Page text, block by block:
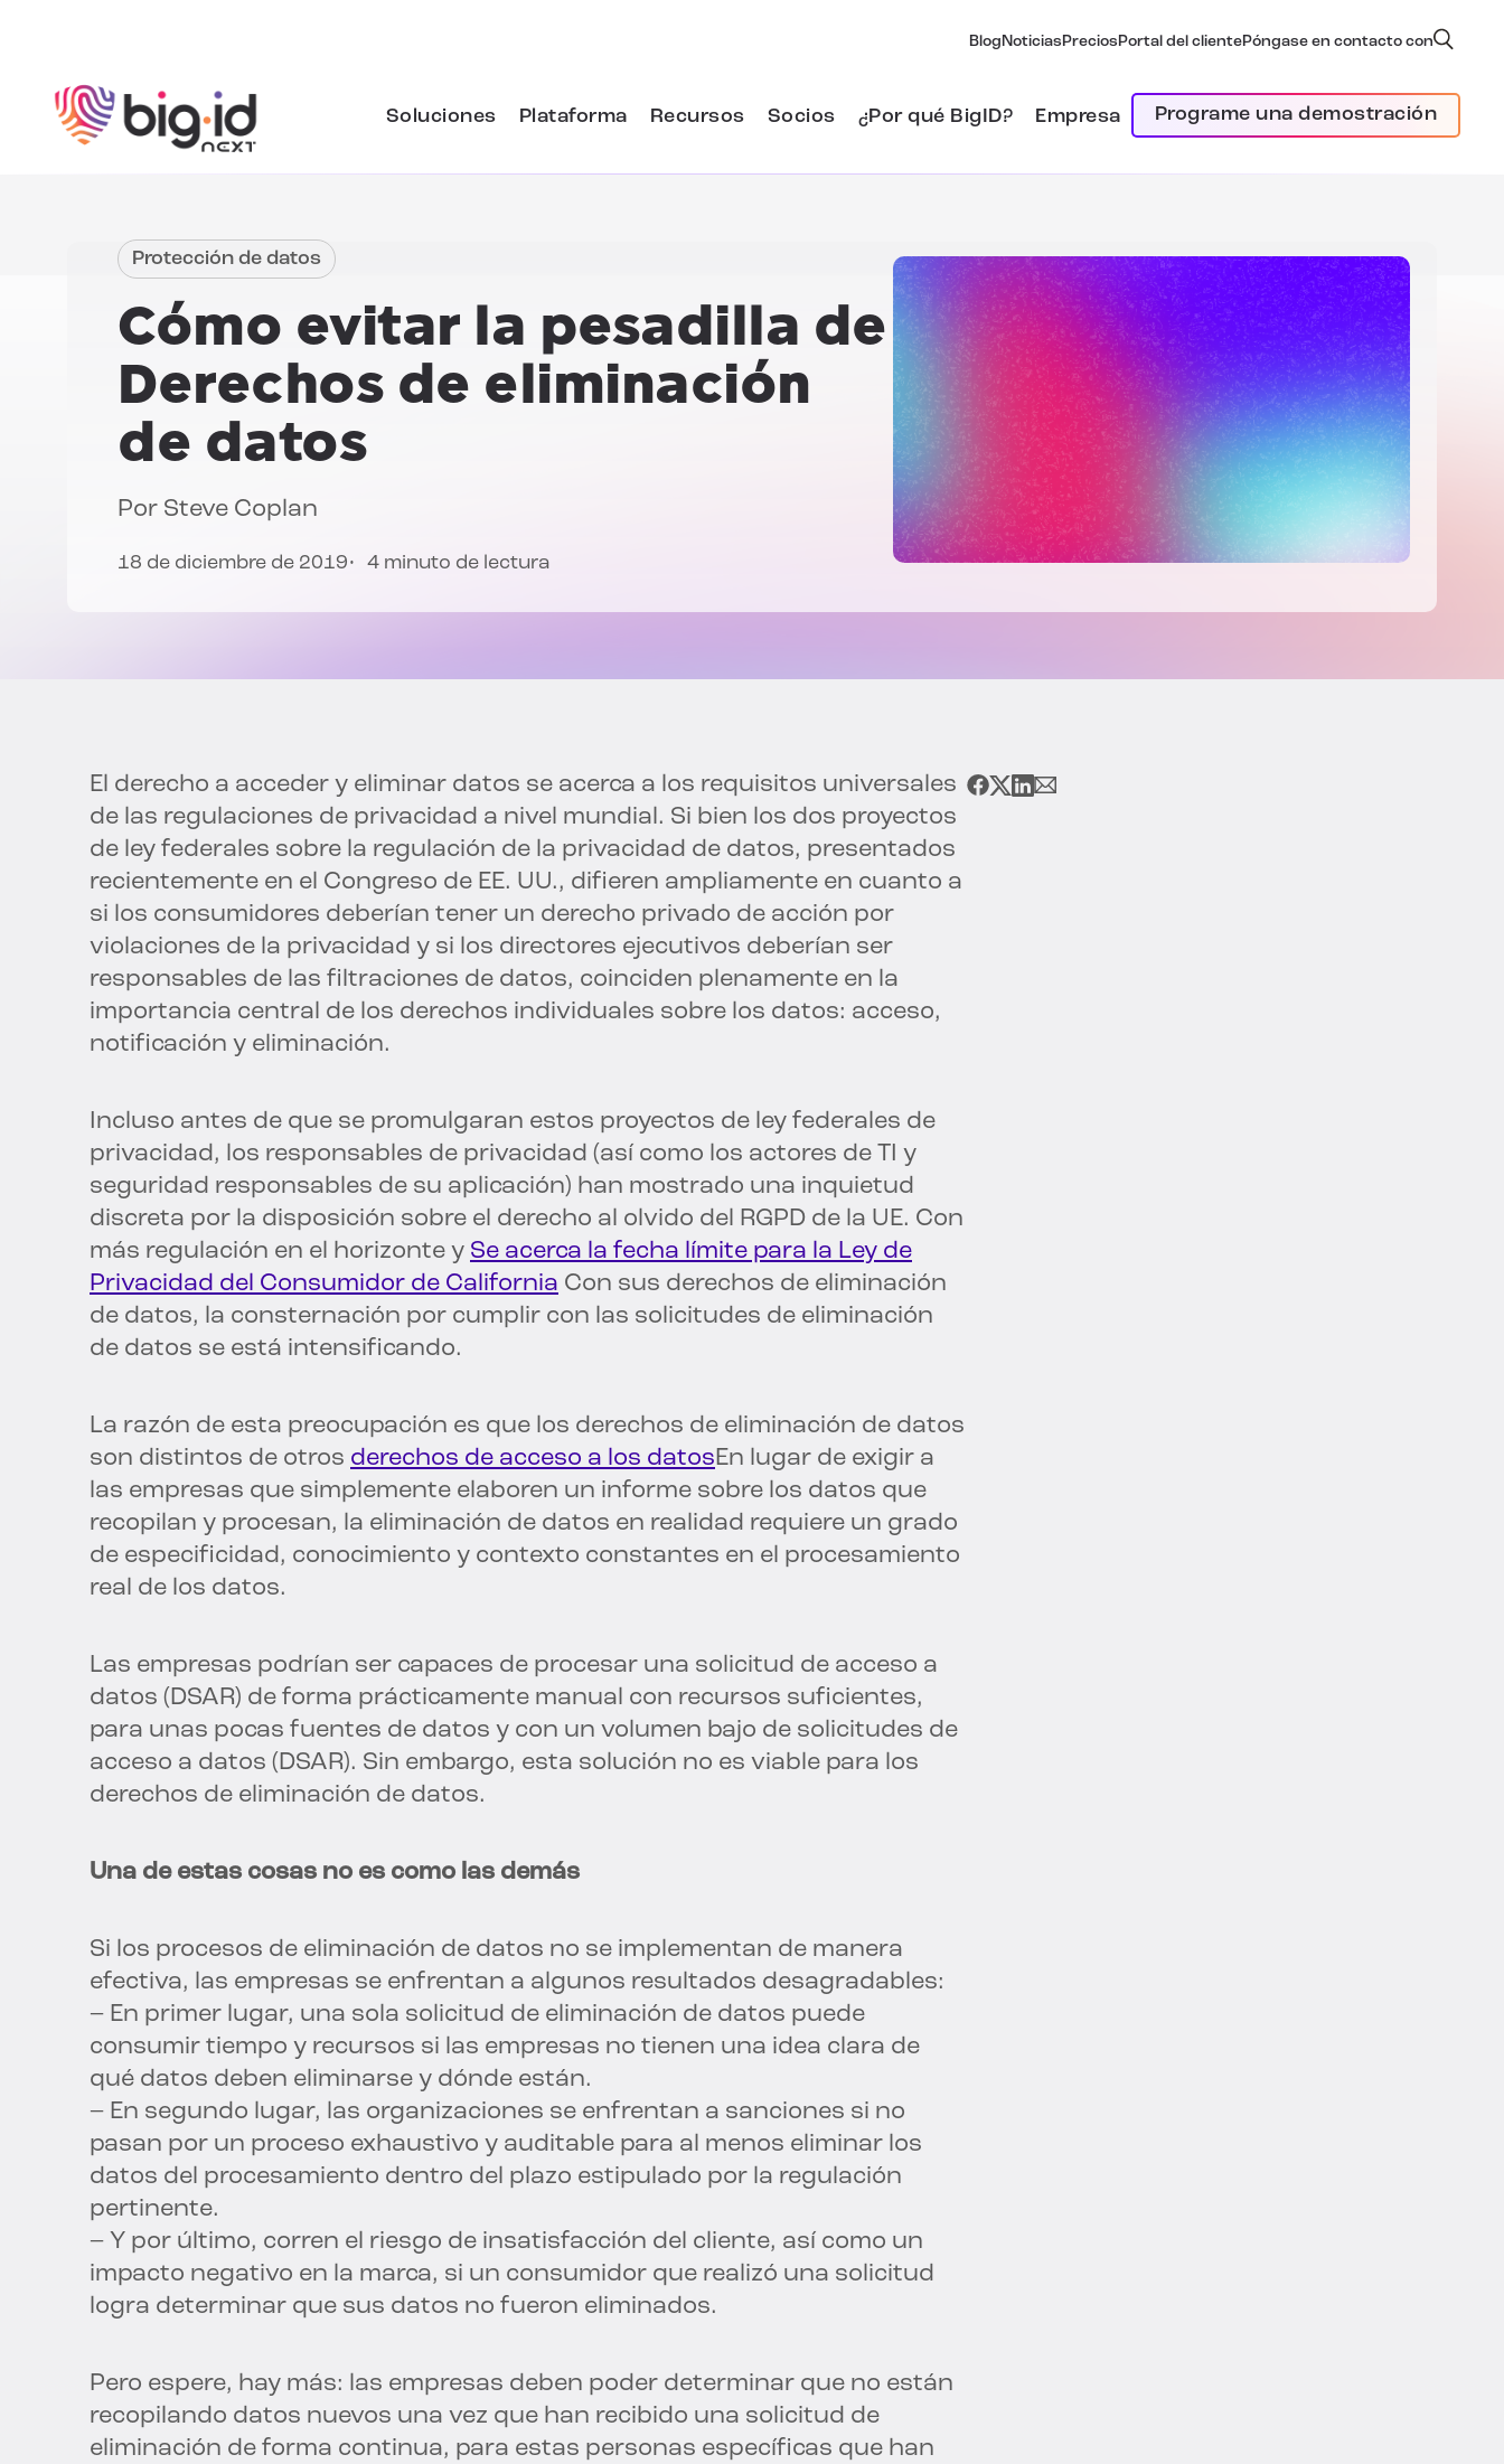
Blog Noticias Precios Portal del clientePóngase en contacto con
Soluciones Plataforma Recursos Socios ¿Por qué BigID? Empresa Programe una demostración
Protección de datos
Cómo evitar la pesadilla de
Derechos de eliminación
de datos
Por Steve Coplan
18 de diciembre de 2019 4 minuto de lectura
El derecho a acceder y eliminar datos se acerca a los requisitos universales
de las regulaciones de privacidad a nivel mundial. Si bien los dos proyectos
de ley federales sobre la regulación de la privacidad de datos, presentados
recientemente en el Congreso de EE. UU., difieren ampliamente en cuanto a
si los consumidores deberían tener un derecho privado de acción por
violaciones de la privacidad y si los directores ejecutivos deberían ser
responsables de las filtraciones de datos, coinciden plenamente en la
importancia central de los derechos individuales sobre los datos: acceso,
notificación y eliminación.
Incluso antes de que se promulgaran estos proyectos de ley federales de
privacidad, los responsables de privacidad (así como los actores de TI y
seguridad responsables de su aplicación) han mostrado una inquietud
discreta por la disposición sobre el derecho al olvido del RGPD de la UE. Con
más regulación en el horizonte y Se acerca la fecha límite para la Ley de
Privacidad del Consumidor de California Con sus derechos de eliminación
de datos, la consternación por cumplir con las solicitudes de eliminación
de datos se está intensificando.
La razón de esta preocupación es que los derechos de eliminación de datos
son distintos de otros derechos de acceso a los datosEn lugar de exigir a
las empresas que simplemente elaboren un informe sobre los datos que
recopilan y procesan, la eliminación de datos en realidad requiere un grado
de especificidad, conocimiento y contexto constantes en el procesamiento
real de los datos.
Las empresas podrían ser capaces de procesar una solicitud de acceso a
datos (DSAR) de forma prácticamente manual con recursos suficientes,
para unas pocas fuentes de datos y con un volumen bajo de solicitudes de
acceso a datos (DSAR). Sin embargo, esta solución no es viable para los
derechos de eliminación de datos.
Una de estas cosas no es como las demás
Si los procesos de eliminación de datos no se implementan de manera
efectiva, las empresas se enfrentan a algunos resultados desagradables:
– En primer lugar, una sola solicitud de eliminación de datos puede
consumir tiempo y recursos si las empresas no tienen una idea clara de
qué datos deben eliminarse y dónde están.
– En segundo lugar, las organizaciones se enfrentan a sanciones si no
pasan por un proceso exhaustivo y auditable para al menos eliminar los
datos del procesamiento dentro del plazo estipulado por la regulación
pertinente.
– Y por último, corren el riesgo de insatisfacción del cliente, así como un
impacto negativo en la marca, si un consumidor que realizó una solicitud
logra determinar que sus datos no fueron eliminados.
Pero espere, hay más: las empresas deben poder determinar que no están
recopilando datos nuevos una vez que han recibido una solicitud de
eliminación de forma continua, para estas personas específicas que han